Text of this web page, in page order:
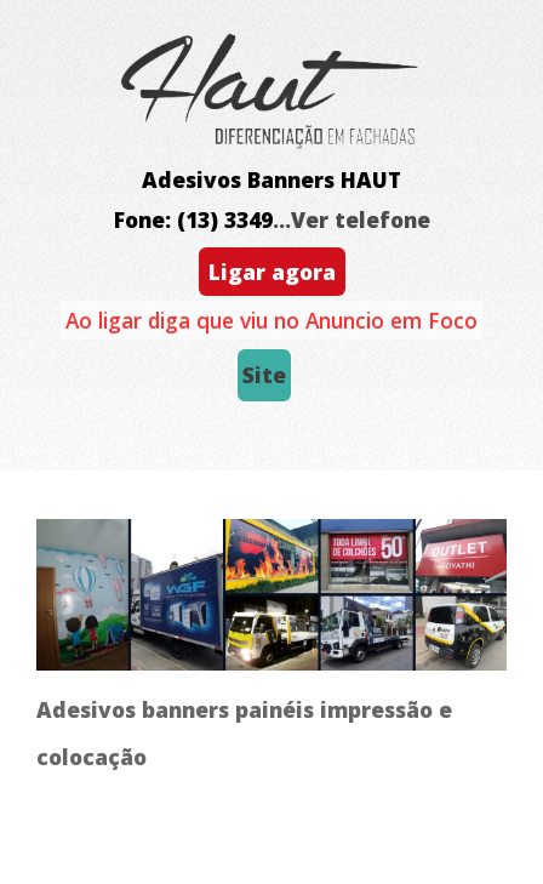
Adesivos Banners HAUT
Fone: (13) 3349...Ver telefone
Ligar agora
Ao ligar diga que viu no Anuncio em Foco
Site
Adesivos banners painéis impressão e
colocação